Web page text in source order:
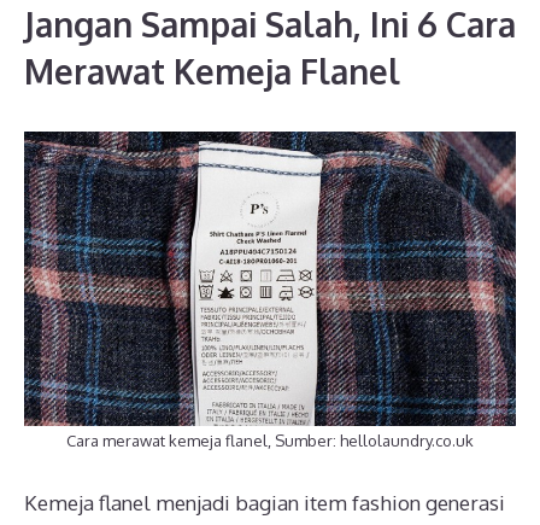
Jangan Sampai Salah, Ini 6 Cara
Merawat Kemeja Flanel
Cara merawat kemeja flanel, Sumber: hellolaundry.co.uk
Kemeja flanel menjadi bagian item fashion generasi